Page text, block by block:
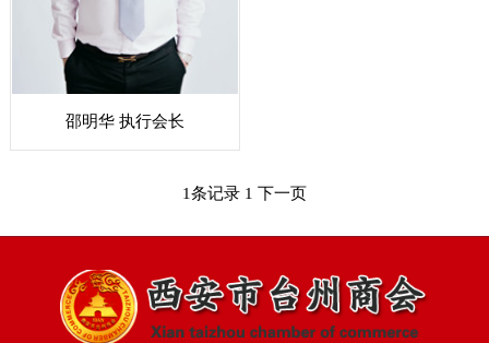
邵明华 执行会长
1条记录 1 下一页